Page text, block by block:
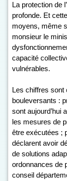
La protection de
profonde. Et
moyens, même
monsieur le
capacité
vulnérables.
Les chiffres sont
bouleversants :
sont aujourd’hui
les mesures de
être exécutées ;
déclarent avoir
de solutions
ordonnances de
conseil